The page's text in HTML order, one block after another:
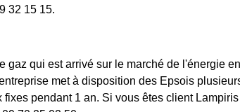
32 15 15.
gaz qui est arrivé sur le marché de l'énergie
met à disposition des Epsois
pendant 1 an. Si vous êtes client